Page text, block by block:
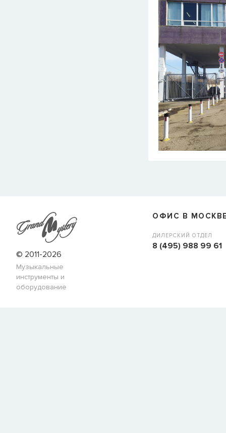
© 2011-2026
Музыкальные
инструменты и
оборудование
ОФИС В
ДИЛЕРСКИЙ ОТДЕЛ
8 (495) 988 99 61